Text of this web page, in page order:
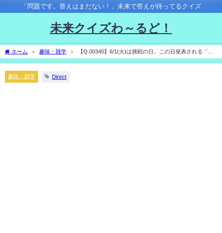
「問題です。答えはまだない！」未来で答えが待ってるクイズ
未来クイズわ～るど！
ホーム 趣味・雑学
【Q.00340】6/1(火)は挑戦の日。この日発表される「サ
ンスター文具プレゼンツ第26回文房具アイデアコンテスト」一般部門のグランプリに
趣味・雑学
Direct